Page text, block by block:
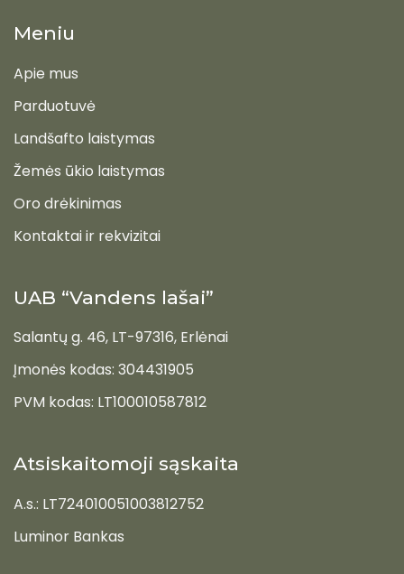
UAB “Vandens lašai”
Salantų g. 46, LT-97316, Erlėnai
Įmonės kodas: 304431905
PVM kodas: LT100010587812
Atsiskaitomoji sąskaita
A.s.: LT724010051003812752
Luminor Bankas
Meniu
Apie mus
Parduotuvė
Landšafto laistymas
Žemės ūkio laistymas
Oro drėkinimas
Kontaktai ir rekvizitai